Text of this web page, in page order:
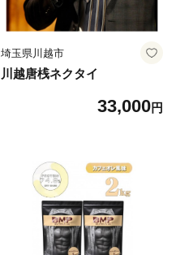
埼玉県川越市
川越唐桟ネクタイ
33,000円